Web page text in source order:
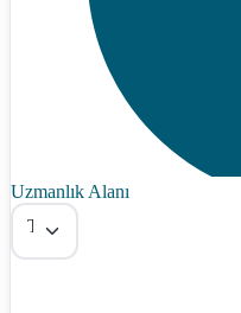
Uzmanlık Alanı
Tümü